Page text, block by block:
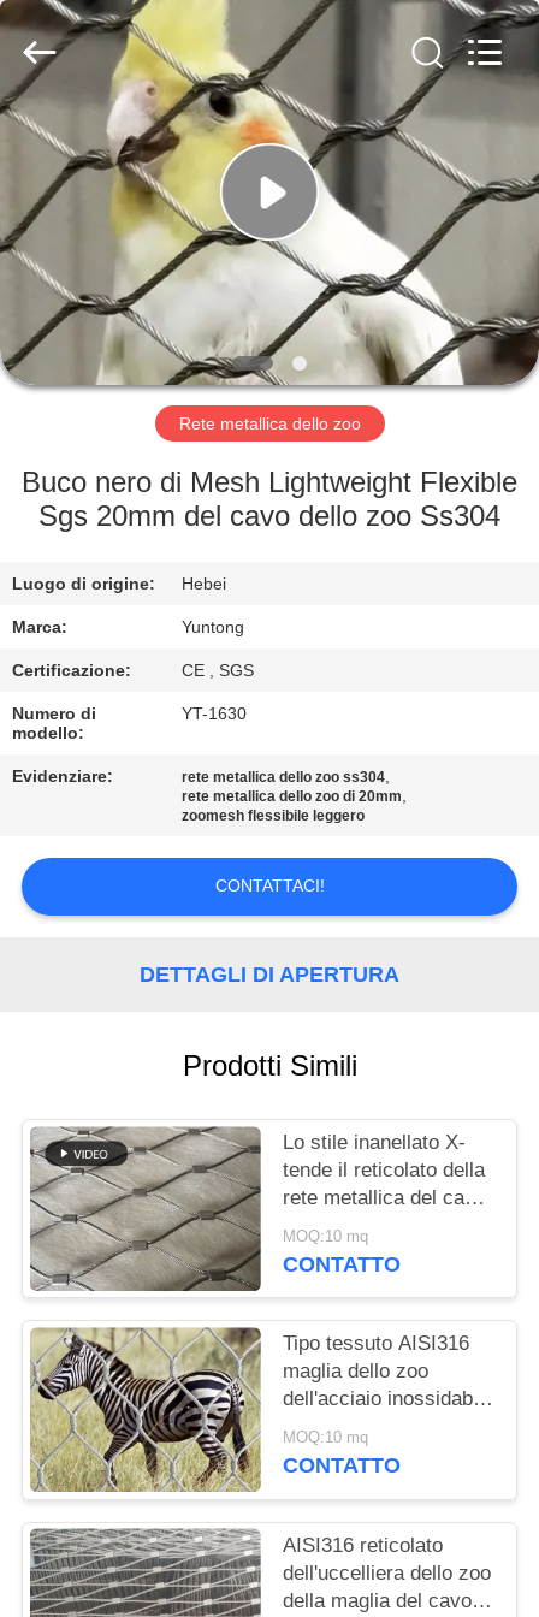
CASA
PRODOTTI
CIRCA
NOI
GIRO
FABBRICA
DI
QUALITÀ
CONTATTICI
NOTIZIE
RICHIEDA
POLITICA
SULLA
PRIVACY
Anping
Yuntong
Wire
Mesh
Co.,Ltd.
All
Rights
Reserved.
Rete metallica dello zoo
Buco nero di Mesh Lightweight Flexible
Sgs 20mm del cavo dello zoo Ss304
Luogo di origine: Hebei
Marca: Yuntong
Certificazione: CE , SGS
Numero di
modello:
YT-1630
Evidenziare: rete metallica dello zoo ss304,
rete metallica dello zoo di 20mm,
zoomesh flessibile leggero
CONTATTACI!
DETTAGLI DI APERTURA
Prodotti Simili
Lo stile inanellato X-
tende il reticolato della
rete metallica del cavo
dell'acciaio inossidabile
per la rottura dello zoo
MOQ:10 mq
CONTATTO
Tipo tessuto AISI316
maglia dello zoo
dell'acciaio inossidabile
del cavo
metallico/recinzione
MOQ:10 mq
CONTATTO
AISI316 reticolato
dell'uccelliera dello zoo
della maglia del cavo